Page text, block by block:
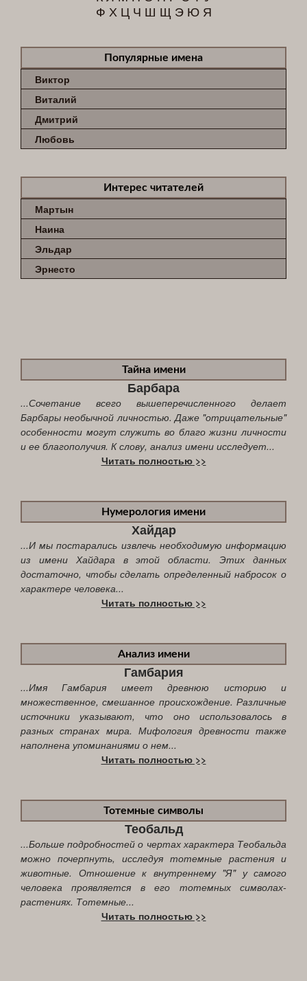
Ф Х Ц Ч Ш Щ Э Ю Я
Популярные имена
Виктор
Виталий
Дмитрий
Любовь
Интерес читателей
Мартын
Наина
Эльдар
Эрнесто
Тайна имени
Барбара
...Сочетание всего вышеперечисленного делает
Барбары необычной личностью. Даже "отрицательные"
особенности могут служить во благо жизни личности
и ее благополучия. К слову, анализ имени исследует...
Читать полностью >>
Нумерология имени
Хайдар
...И мы постарались извлечь необходимую информацию
из имени Хайдара в этой области. Этих данных
достаточно, чтобы сделать определенный набросок о
характере человека...
Читать полностью >>
Анализ имени
Гамбария
...Имя Гамбария имеет древнюю историю и
множественное, смешанное происхождение. Различные
источники указывают, что оно использовалось в
разных странах мира. Мифология древности также
наполнена упоминаниями о нем...
Читать полностью >>
Тотемные символы
Теобальд
...Больше подробностей о чертах характера Теобальда
можно почерпнуть, исследуя тотемные растения и
животные. Отношение к внутреннему "Я" у самого
человека проявляется в его тотемных символах-
растениях. Тотемные...
Читать полностью >>